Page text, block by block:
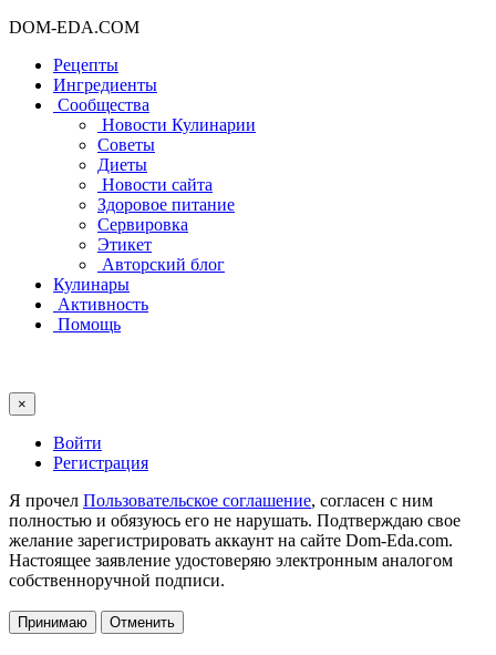
DOM-EDA.COM
Рецепты
Ингредиенты
Сообщества
Новости Кулинарии
Советы
Диеты
Новости сайта
Здоровое питание
Сервировка
Этикет
Авторский блог
Кулинары
Активность
Помощь
×
Войти
Регистрация
Я прочел Пользовательское соглашение, согласен с ним
полностью и обязуюсь его не нарушать. Подтверждаю свое
желание зарегистрировать аккаунт на сайте Dom-Eda.com.
Настоящее заявление удостоверяю электронным аналогом
собственноручной подписи.
Принимаю Отменить